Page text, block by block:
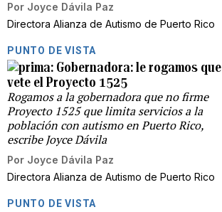
Por Joyce Dávila Paz
Directora Alianza de Autismo de Puerto Rico
PUNTO DE VISTA
Gobernadora: le rogamos que
vete el Proyecto 1525
Rogamos a la gobernadora que no firme
Proyecto 1525 que limita servicios a la
población con autismo en Puerto Rico,
escribe Joyce Dávila
Por Joyce Dávila Paz
Directora Alianza de Autismo de Puerto Rico
PUNTO DE VISTA